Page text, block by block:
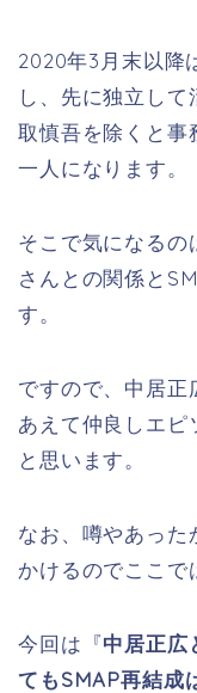
2020年3月末以降
し、先に独立し
取慎吾を除くと事
一人になります。
そこで気になるの
さんとの関係と
す。
ですので、中居正
あえて仲良しエピ
と思います。
なお、噂やあった
かけるのでここで
今回は『中居正広
てもSMAP再結成